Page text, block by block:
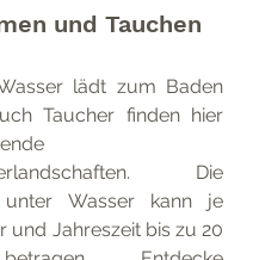
und Tauchen
lädt zum Baden
Taucher finden hier
Die
unter Wasser kann je
und Jahreszeit bis zu 20